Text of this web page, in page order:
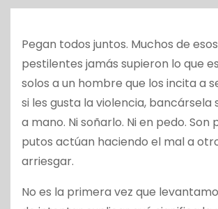
Pegan todos juntos. Muchos de
pestilentes jamás supieron lo que
solos a un hombre que los incita a
si les gusta la violencia, bancársela
a mano. Ni soñarlo. Ni en pedo. Son
putos actúan haciendo el mal a
arriesgar.
No es la primera vez que